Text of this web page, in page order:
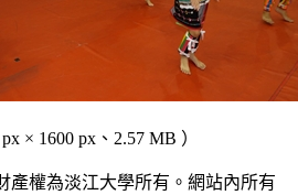
px × 1600 px、2.57 MB ）
產權為淡江大學所有。網站內所有